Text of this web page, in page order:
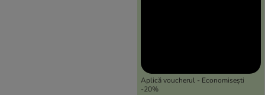
Aplică voucherul - Economisești
-20%